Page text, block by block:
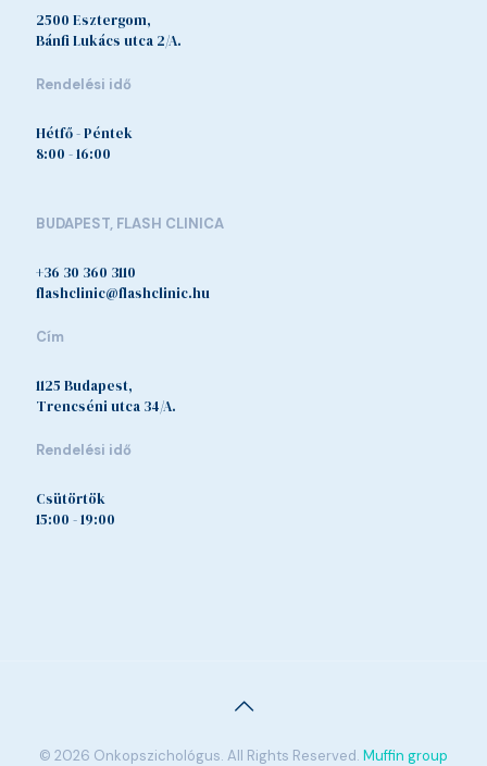
2500 Esztergom,
Bánfi Lukács utca 2/A.
Rendelési idő
Hétfő - Péntek
8:00 - 16:00
BUDAPEST, FLASH CLINICA
+36 30 360 3110
flashclinic@flashclinic.hu
Cím
1125 Budapest,
Trencséni utca 34/A.
Rendelési idő
Csütörtök
15:00 - 19:00
© 2026 Onkopszichológus. All Rights Reserved. Muffin group